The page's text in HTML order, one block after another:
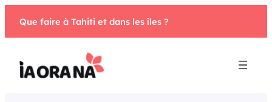
Que faire à Tahiti et dans les îles ?